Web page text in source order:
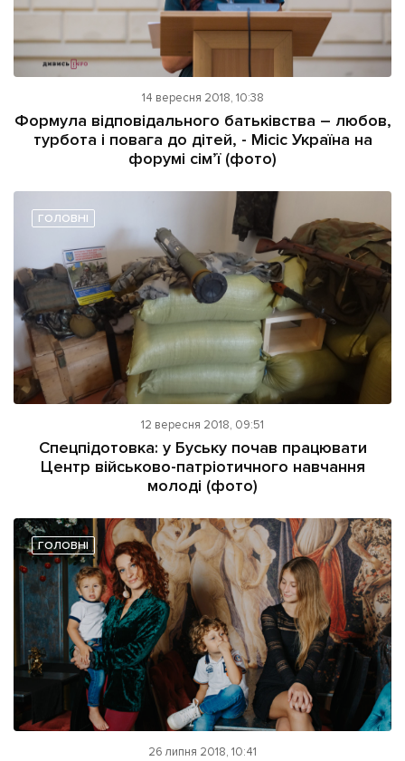
14 вересня 2018, 10:38
Формула відповідального батьківства – любов,
турбота і повага до дітей, - Місіс Україна на
форумі сім’ї (фото)
ГОЛОВНІ
12 вересня 2018, 09:51
Спецпідотовка: у Буську почав працювати
Центр військово-патріотичного навчання
молоді (фото)
ГОЛОВНІ
26 липня 2018, 10:41